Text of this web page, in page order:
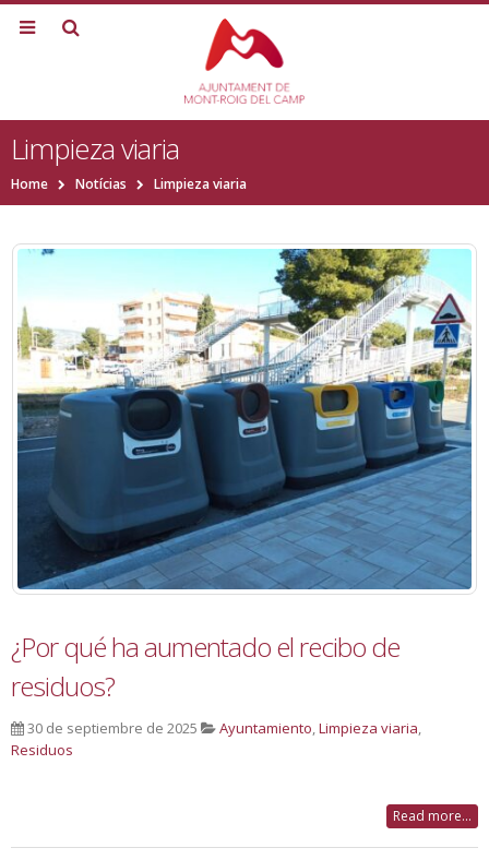
Limpieza viaria
Home Notícias Limpieza viaria
¿Por qué ha aumentado el recibo de
residuos?
30 de septiembre de 2025 Ayuntamiento,Limpieza viaria,
Residuos
Read more...